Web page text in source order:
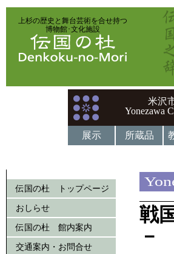
上杉の歴史と舞台芸術を合せ持つ
博物館･文化施設
米沢
Yonezawa
展示 所蔵品
伝国の杜 トップページ
おしらせ
伝国の杜 館内案内
交通案内・お問合せ
戦
－